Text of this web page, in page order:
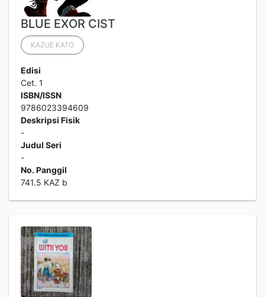
BLUE EXOR CIST
KAZUE KATO
Edisi
Cet. 1
ISBN/ISSN
9786023394609
Deskripsi Fisik
-
Judul Seri
-
No. Panggil
741.5 KAZ b